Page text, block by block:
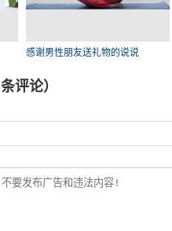
感谢男性朋友送礼物的说说
条评论）